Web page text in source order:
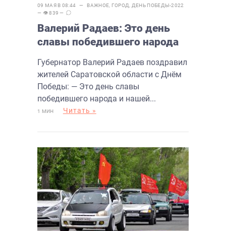
09 МАЯ В 08:44 — ВАЖНОЕ ГОРОД
ДЕНЬ ПОБЕДЫ-2022
— 👁 839 —
Валерий Радаев: Это день
славы победившего народа
Губернатор Валерий Радаев поздравил
жителей Саратовской области с Днём
Победы: — Это день славы
победившего народа и нашей...
1 МИН Читать »